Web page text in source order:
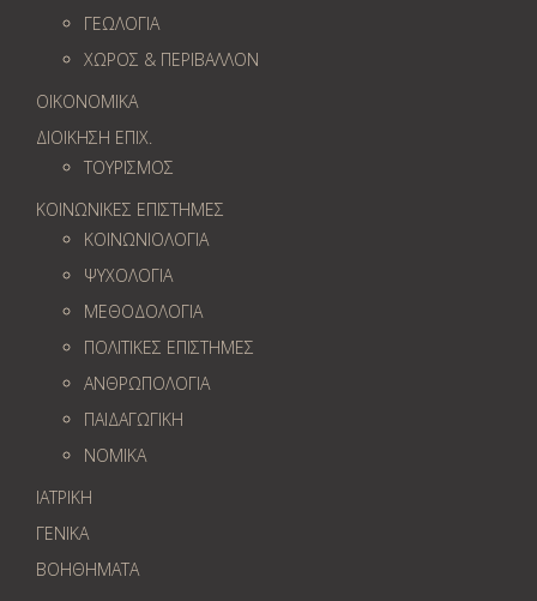
ΓΕΩΛOΓΙΑ
ΧΩΡΟΣ & ΠΕΡΙΒΑΛΛΟΝ
ΟΙΚΟΝΟΜΙΚΑ
ΔΙΟΙΚΗΣΗ ΕΠΙΧ.
ΤΟΥΡΙΣΜΟΣ
ΚΟΙΝΩΝΙΚΕΣ ΕΠΙΣΤΗΜΕΣ
ΚΟΙΝΩΝΙΟΛΟΓΙΑ
ΨΥΧΟΛΟΓΙΑ
ΜΕΘΟΔΟΛΟΓΙΑ
ΠΟΛΙΤΙΚΕΣ ΕΠΙΣΤΗΜΕΣ
ΑΝΘΡΩΠΟΛΟΓΙΑ
ΠΑΙΔΑΓΩΓΙΚΗ
ΝΟΜΙΚΑ
ΙΑΤΡΙΚΗ
ΓΕΝΙΚΑ
ΒΟΗΘΗΜΑΤΑ